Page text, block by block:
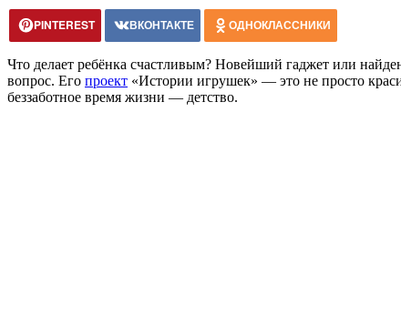
PINTEREST ВКОНТАКТЕ ОДНОКЛАССНИКИ
Что делает ребёнка счастливым? Новейший гаджет или
вопрос. Его проект «Истории игрушек» — это не просто
беззаботное время жизни — детство.